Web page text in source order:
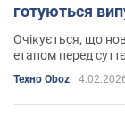
готуються
Очікується, що
етапом перед
Техно Oboz